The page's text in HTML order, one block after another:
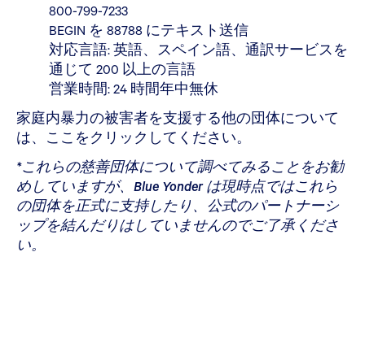
800-799-7233
BEGIN を 88788 にテキスト送信
対応言語: 英語、スペイン語、通訳サービスを
通じて 200 以上の言語
営業時間: 24 時間年中無休
家庭内暴力の被害者を支援する他の団体について
は、ここをクリックしてください。
*これらの慈善団体について調べてみることをお勧
めしていますが、Blue Yonder は現時点ではこれら
の団体を正式に支持したり、公式のパートナーシ
ップを結んだりはしていませんのでご了承くださ
い。